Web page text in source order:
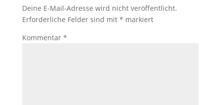
Deine E-Mail-Adresse wird nicht veröffentlicht.
Erforderliche Felder sind mit * markiert
Kommentar *